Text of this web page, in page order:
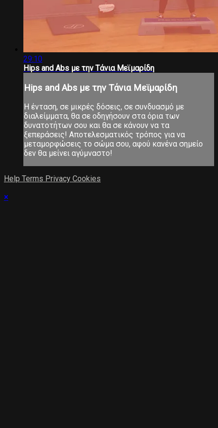
29:10
Hips and Abs με την Τάνια Μεϊμαρίδη
Hips and Abs με την Τάνια Μεϊμαρίδη
Η ένταση, σε μικρές δόσεις, σε συνδυασμό με
διαλείμματα, θα σε οδηγήσουν στα όρια των
δυνατοτήτων σου και θα σε κάνουν να τα
ξεπεράσεις! Αποτελεσματικός τρόπος για να
μεταμορφώσεις το σώμα σου, αφού κανένα σημείο
δεν θα μείνει αγύμναστο!
Help Terms Privacy Cookies
×